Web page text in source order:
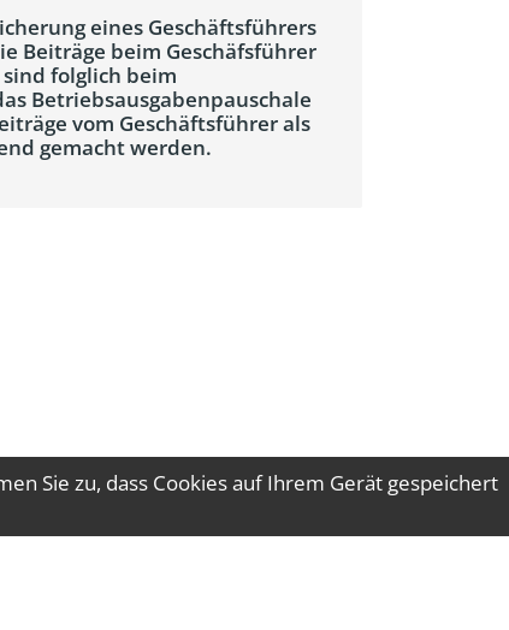
Sie zu, dass Cookies auf Ihrem Gerät gespeichert
eines Geschäftsführers
Beiträge beim Geschäfsführer
folglich beim
Betriebsausgabenpauschale
vom Geschäftsführer als
gemacht werden.